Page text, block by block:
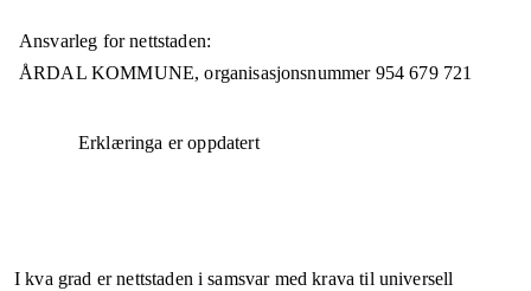
Ansvarleg for nettstaden:
ÅRDAL KOMMUNE,organisasjonsnummer 954 679 721
Erklæringa er oppdatert
I kva grad er nettstaden i samsvar med krava til universell